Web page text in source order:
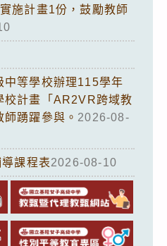
施計畫1份，鼓勵教師
中等學校辦理115學年
校計畫「AR2VR跨域教
踴躍參與。 2026-08-
課程表2026-08-10